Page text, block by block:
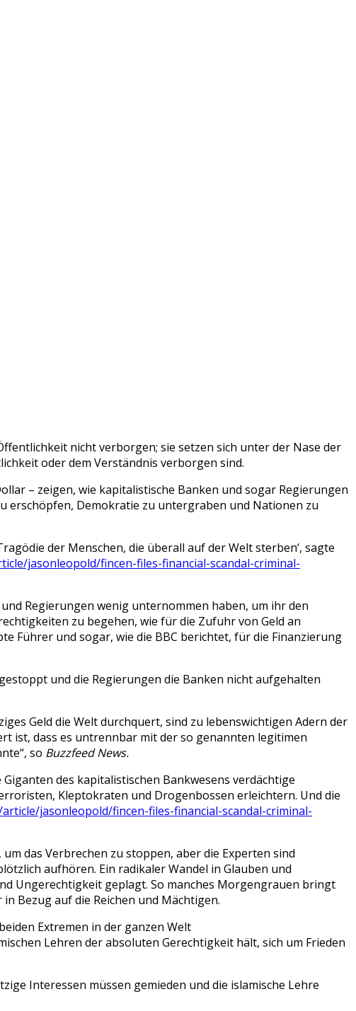
nicht verborgen; sie setzen sich unter der Nase der
oder dem Verständnis verborgen sind.
– zeigen, wie kapitalistische Banken und sogar Regierungen
erschöpfen, Demokratie zu untergraben und Nationen zu
der Menschen, die überall auf der Welt sterben‘, sagte
jasonleopold/fincen-files-financial-scandal-criminal-
Regierungen wenig unternommen haben, um ihr den
zu begehen, wie für die Zufuhr von Geld an
und sogar, wie die BBC berichtet, für die Finanzierung
und die Regierungen die Banken nicht aufgehalten
Geld die Welt durchquert, sind zu lebenswichtigen Adern der
ist, dass es untrennbar mit der so genannten legitimen
so Buzzfeed News.
des kapitalistischen Bankwesens verdächtige
Kleptokraten und Drogenbossen erleichtern. Und die
jasonleopold/fincen-files-financial-scandal-criminal-
das Verbrechen zu stoppen, aber die Experten sind
aufhören. Ein radikaler Wandel in Glauben und
Ungerechtigkeit geplagt. So manches Morgengrauen bringt
Bezug auf die Reichen und Mächtigen.
Extremen in der ganzen Welt
Lehren der absoluten Gerechtigkeit hält, sich um Frieden
Interessen müssen gemieden und die islamische Lehre